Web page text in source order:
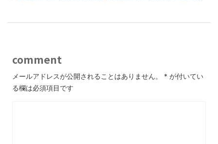
comment
メールアドレスが公開されることはありません。 * が付いてい
る欄は必須項目です